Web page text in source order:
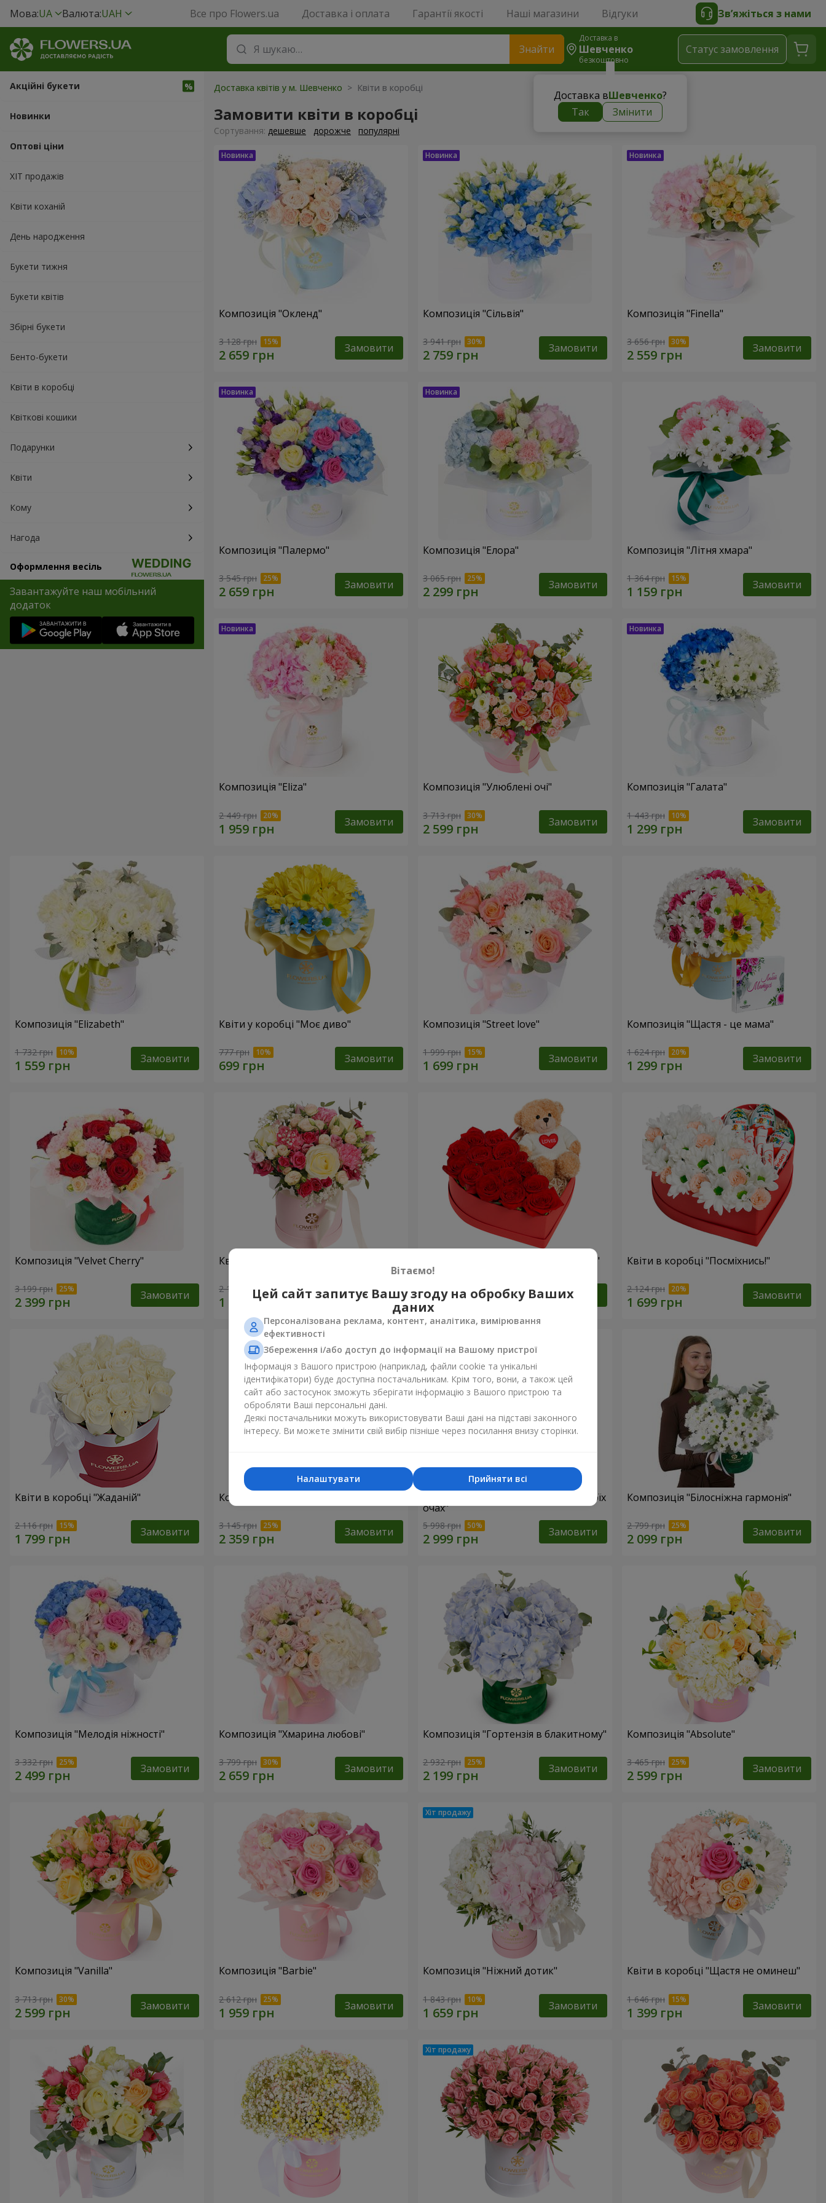
Мова:UA Валюта:UAH Все про Flowers.ua Доставка і оплата Гарантії якості Наші магазини Відгуки Зв’яжіться з нами
Знайти
Доставка в
Шевченко
безкоштовно
Доставка вШевченко?
Так
Змінити
Статус замовлення
Акційні букети
Новинки
Оптові ціни
ХІТ продажів
Квіти коханій
День народження
Букети тижня
Букети квітів
Збірні букети
Бенто-букети
Квіти в коробці
Квіткові кошики
Подарунки
Квіти
Кому
Нагода
Оформлення весіль
Завантажуйте наш мобільний
додаток
Доставка квітів у м. Шевченко > Квіти в коробці
Замовити квіти в коробці
Сортування: дешевше дорожче популярні
Композиція "Окленд"
3 128 грн Замовити
Композиція "Сільвія"
3 941 грн Замовити
Композиція "Finella"
3 656 грн Замовити
Композиція "Палермо"
3 545 грн Замовити
Композиція "Елора"
3 065 грн Замовити
Композиція "Літня хмара"
1 364 грн Замовити
Композиція "Eliza"
2 449 грн Замовити
Композиція "Улюблені очі"
3 713 грн Замовити
Композиція "Галата"
1 443 грн Замовити
Композиція "Elizabeth"
1 732 грн Замовити
Квіти у коробці "Моє диво"
777 грн Замовити
Композиція "Street love"
1 999 грн Замовити
Композиція "Щастя - це мама"
1 624 грн Замовити
Композиція "Velvet Cherry"
3 199 грн Замовити
Квіти в коробці "Помпадур"
2 124 грн Замовити
Композиція "Зворушливий презент"
2 221 грн Замовити
Квіти в коробці "Посміхнись!"
2 124 грн Замовити
Квіти в коробці "Жаданій"
2 116 грн Замовити
Композиція "Lady in Red"
3 145 грн Замовити
Композиція в коробці "Любов в твоїх
очах"
5 998 грн Замовити
Композиція "Білосніжна гармонія"
2 799 грн Замовити
Композиція "Мелодія ніжності"
3 332 грн Замовити
Композиція "Хмарина любові"
3 799 грн Замовити
Композиція "Гортензія в блакитному"
2 932 грн Замовити
Композиція "Absolute"
3 465 грн Замовити
Композиція "Vanilla"
3 713 грн Замовити
Композиція "Barbie"
2 612 грн Замовити
Композиція "Ніжний дотик"
1 843 грн Замовити
Квіти в коробці "Щастя не оминеш"
1 646 грн Замовити
Вітаємо!
Цей сайт запитує Вашу згоду на обробку Ваших
даних
Персоналізована реклама, контент, аналітика, вимірювання
ефективності
Збереження і/або доступ до інформації на Вашому пристрої
Інформація з Вашого пристрою (наприклад, файли cookie та унікальні
ідентифікатори) буде доступна постачальникам. Крім того, вони, а також цей
сайт або застосунок зможуть зберігати інформацію з Вашого пристрою та
обробляти Ваші персональні дані.
Деякі постачальники можуть використовувати Ваші дані на підставі законного
інтересу. Ви можете змінити свій вибір пізніше через посилання внизу сторінки.
Прийняти всі
Налаштувати